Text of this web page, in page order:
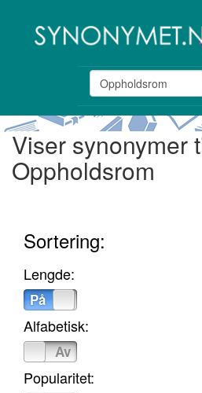
Viser synonymer
Oppholdsrom
Sortering:
Lengde:
På
Alfabetisk:
Av
Popularitet: